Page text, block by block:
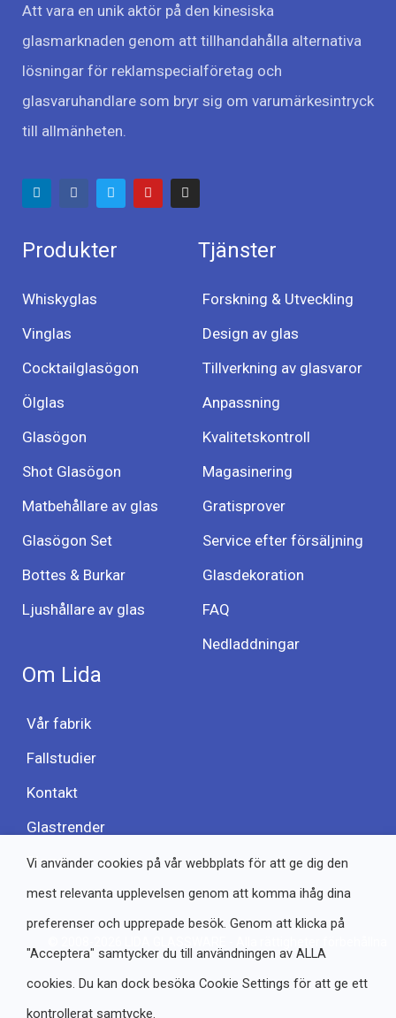
Att vara en unik aktör på den kinesiska
glasmarknaden genom att tillhandahålla alternativa
lösningar för reklamspecialföretag och
glasvaruhandlare som bryr sig om varumärkesintryck
till allmänheten.
Produkter
Whiskyglas
Vinglas
Cocktailglasögon
Ölglas
Glasögon
Shot Glasögon
Matbehållare av glas
Glasögon Set
Bottes & Burkar
Ljushållare av glas
Tjänster
Forskning & Utveckling
Design av glas
Tillverkning av glasvaror
Anpassning
Kvalitetskontroll
Magasinering
Gratisprover
Service efter försäljning
Glasdekoration
FAQ
Nedladdningar
Om Lida
Vår fabrik
Fallstudier
Kontakt
Glastrender
Blogg
Vi använder cookies på vår webbplats för att ge dig den
mest relevanta upplevelsen genom att komma ihåg dina
preferenser och upprepade besök. Genom att klicka på
"Acceptera" samtycker du till användningen av ALLA
cookies. Du kan dock besöka Cookie Settings för att ge ett
kontrollerat samtycke.